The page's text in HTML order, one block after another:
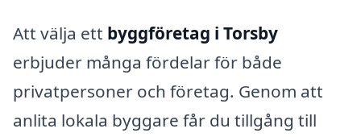
Att välja ett byggföretag i Torsby
erbjuder många fördelar för både
privatpersoner och företag. Genom att
anlita lokala byggare får du tillgång till